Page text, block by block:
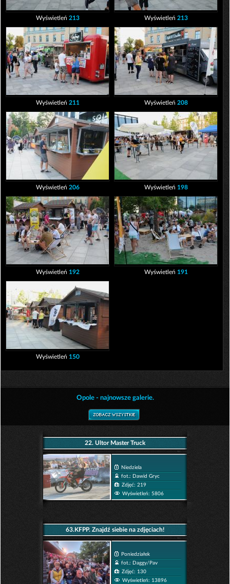
Wyświetleń 213 Wyświetleń 213
Wyświetleń 211 Wyświetleń 208
Wyświetleń 206 Wyświetleń 198
Wyświetleń 192 Wyświetleń 191
Wyświetleń 150
Opole - najnowsze galerie.
22. Ultor Master Truck
Niedziela
fot.: Dawid Gryc
Zdjęć: 219
Wyświetleń: 5806
63.KFPP. Znajdź siebie na zdjęciach!
Poniedziałek
fot.: Daggy/Pav
Zdjęć: 130
Wyświetleń: 13896